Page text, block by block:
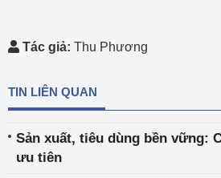
Tác giả: Thu Phương
TIN LIÊN QUAN
Sản xuất, tiêu dùng bền vững:
ưu tiên